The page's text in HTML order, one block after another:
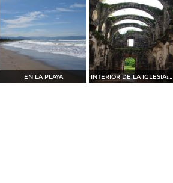
EN LA PLAYA INTERIOR DE LA IGLESIA: \\